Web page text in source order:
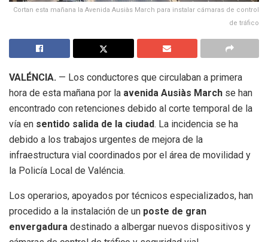
Cortan esta mañana la Avenida Ausiàs March para instalar cámaras de control
de tráfico
VALÉNCIA. — Los conductores que circulaban a primera
hora de esta mañana por la avenida Ausiàs March se han
encontrado con retenciones debido al corte temporal de la
vía en sentido salida de la ciudad. La incidencia se ha
debido a los trabajos urgentes de mejora de la
infraestructura vial coordinados por el área de movilidad y
la Policía Local de Valéncia.
Los operarios, apoyados por técnicos especializados, han
procedido a la instalación de un poste de gran
envergadura destinado a albergar nuevos dispositivos y